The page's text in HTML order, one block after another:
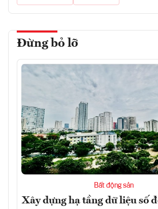
Đừng bỏ lỡ
Bất động sản
Xây dựng hạ tầng dữ liệu số